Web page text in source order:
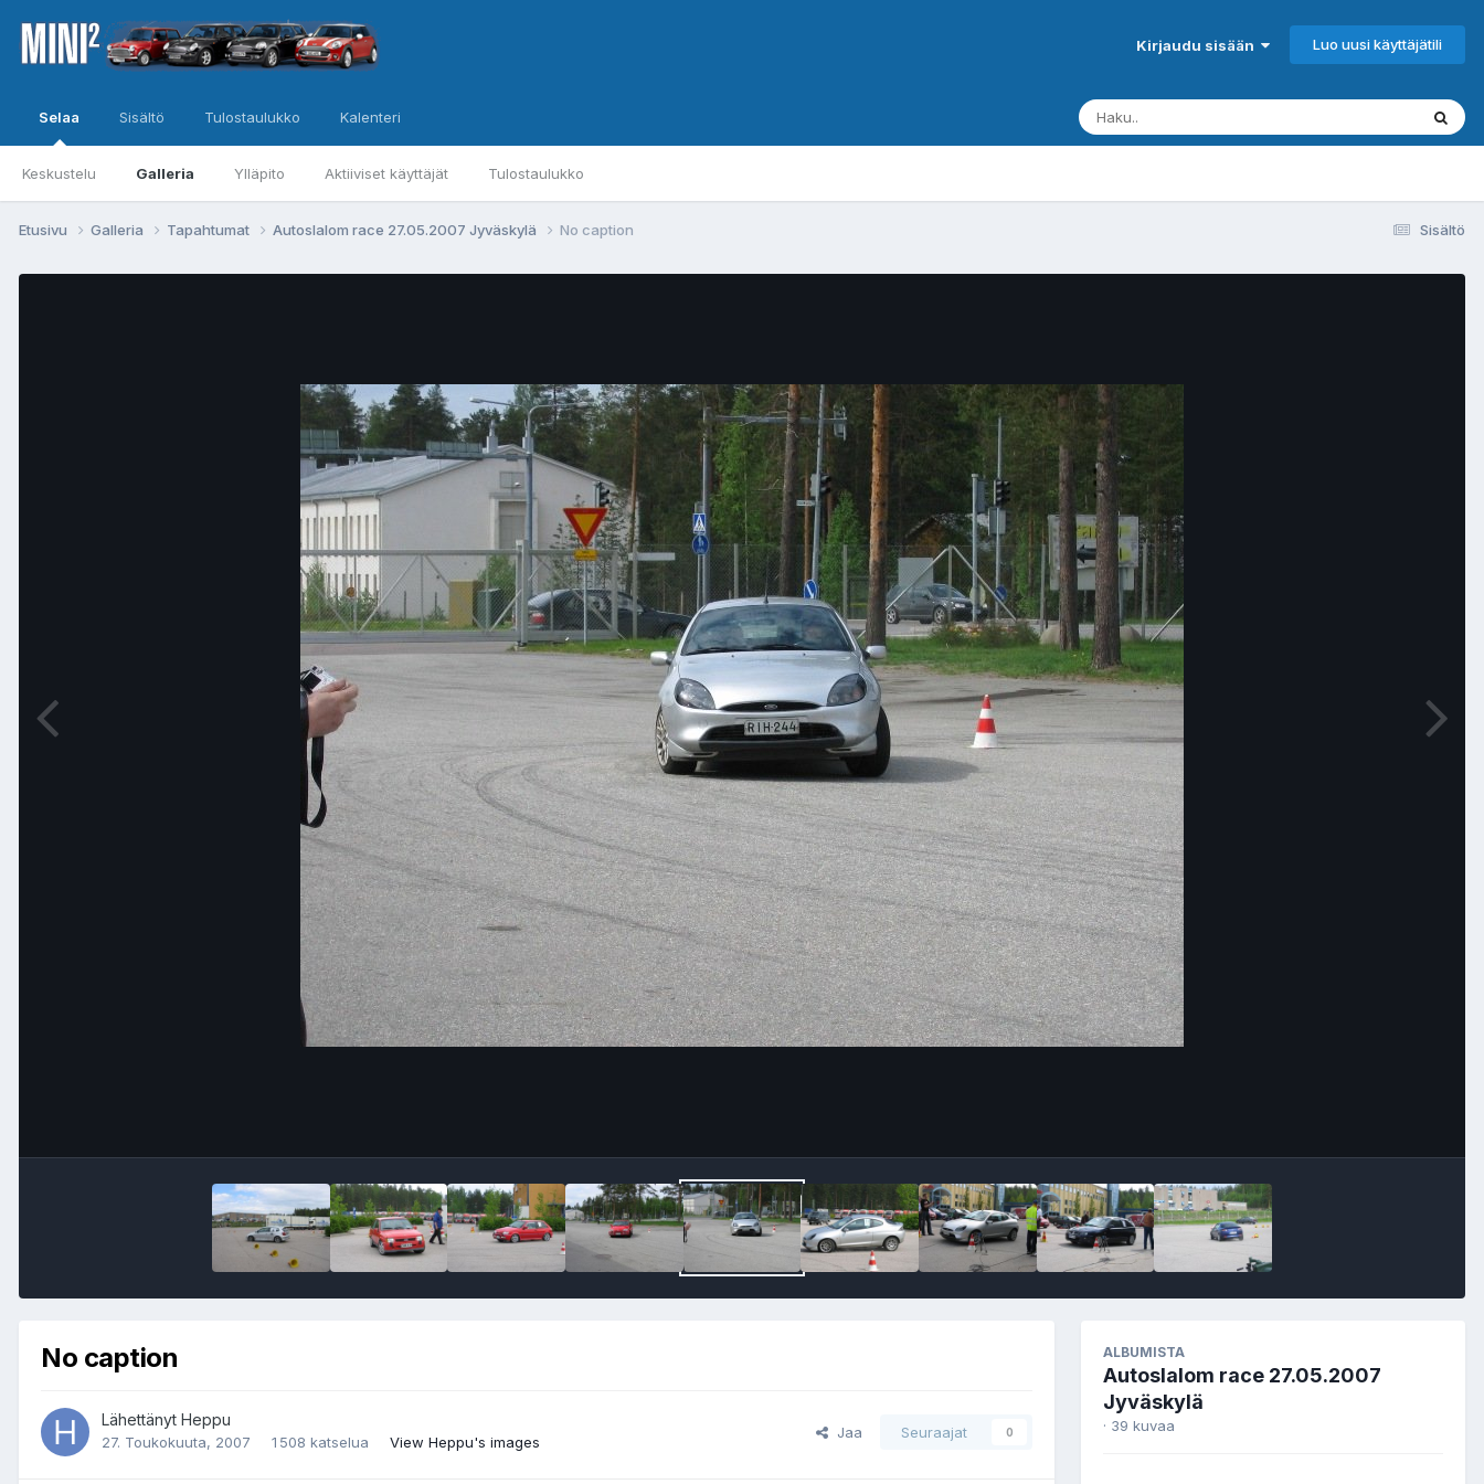
Kirjaudu sisään Luo uusi käyttäjätili
Selaa
Keskustelu Galleria Ylläpito Aktiiviset käyttäjät Tulostaulukko
Sisältö Tulostaulukko Kalenteri
Sisältö
Etusivu Galleria Tapahtumat Autoslalom race 27.05.2007 Jyväskylä No caption
No caption
Lähettänyt Heppu
27. Toukokuuta, 2007 1 508 katselua View Heppu's images
Jaa Seuraajat 0
ALBUMISTA
Autoslalom race 27.05.2007
Jyväskylä
· 39 kuvaa